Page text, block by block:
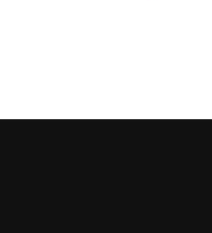
a Cairo, esprimendo